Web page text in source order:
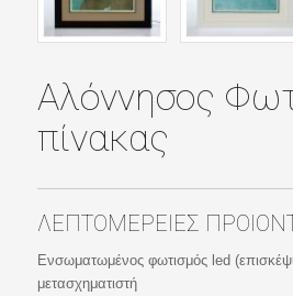
Αλόννησος
πίνακας
ΛΕΠΤΟΜΕΡΕΙΕΣ
Ενσωματωμένος φωτισμός led
μετασχηματιστή